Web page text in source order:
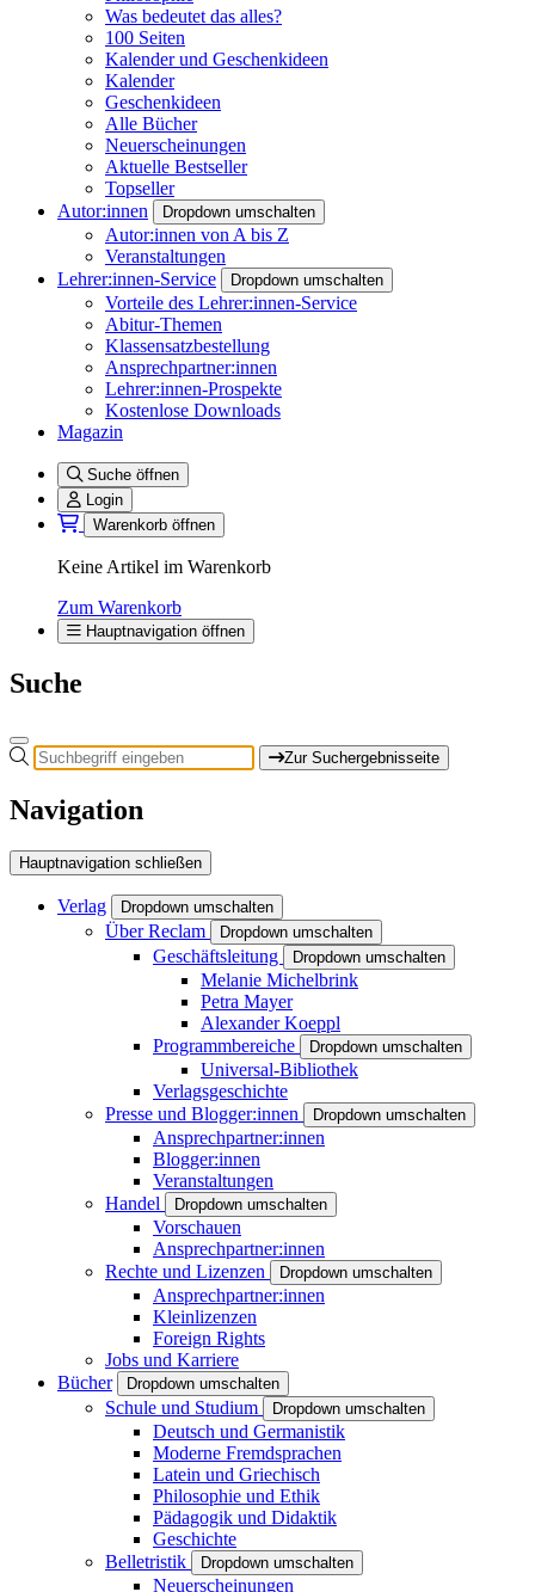
Was bedeutet das alles?
100 Seiten
Kalender und Geschenkideen
Kalender
Geschenkideen
Alle Bücher
Neuerscheinungen
Aktuelle Bestseller
Topseller
Autor:innen
Dropdown umschalten
Autor:innen von A bis Z
Veranstaltungen
Lehrer:innen-Service
Dropdown umschalten
Vorteile des Lehrer:innen-Service
Abitur-Themen
Klassensatzbestellung
Ansprechpartner:innen
Lehrer:innen-Prospekte
Kostenlose Downloads
Magazin
Suche öffnen
Login
Warenkorb öffnen
Keine Artikel im Warenkorb
Zum Warenkorb
Hauptnavigation öffnen
Suche
Zur Suchergebnisseite
Navigation
Hauptnavigation schließen
Verlag Dropdown umschalten
Über Reclam Dropdown umschalten
Geschäftsleitung Dropdown umschalten
Melanie Michelbrink
Petra Mayer
Alexander Koeppl
Programmbereiche
Dropdown umschalten
Universal-Bibliothek
Verlagsgeschichte
Presse und Blogger:innen
Dropdown umschalten
Ansprechpartner:innen
Blogger:innen
Veranstaltungen
Handel
Dropdown umschalten
Vorschauen
Ansprechpartner:innen
Rechte und Lizenzen
Dropdown umschalten
Ansprechpartner:innen
Kleinlizenzen
Foreign Rights
Jobs und Karriere
Bücher
Dropdown umschalten
Schule und Studium Dropdown umschalten
Deutsch und Germanistik
Moderne Fremdsprachen
Latein und Griechisch
Philosophie und Ethik
Pädagogik und Didaktik
Geschichte
Belletristik
Dropdown umschalten
Neuerscheinungen